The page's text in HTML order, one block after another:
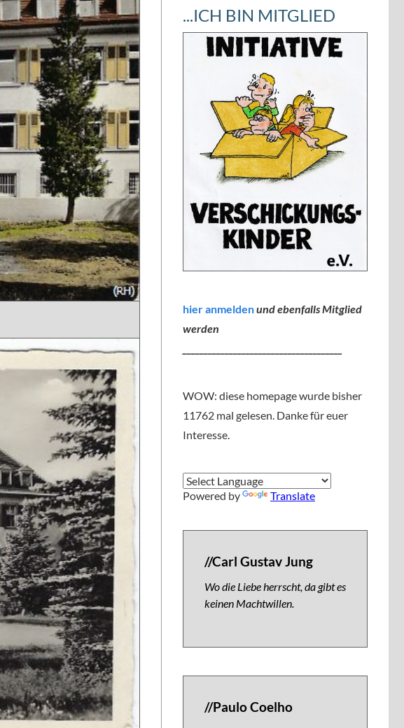
...ICH BIN MITGLIED
hier anmeldenund ebenfalls Mitglied
werden
WOW: diese homepage wurde bisher
11762 mal gelesen. Danke für euer
Interesse.
Powered by Translate
//Carl Gustav Jung
Wo die Liebe herrscht, da gibt es
keinen Machtwillen.
//Paulo Coelho